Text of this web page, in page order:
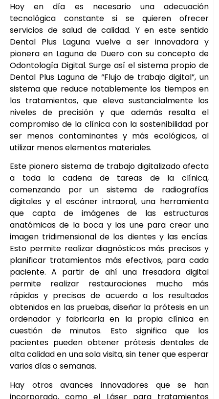
Hoy en día es necesario una adecuación
tecnológica constante si se quieren ofrecer
servicios de salud de calidad. Y en este sentido
Dental Plus Laguna vuelve a ser innovadora y
pionera en Laguna de Duero con su concepto de
Odontología Digital. Surge así el sistema propio de
Dental Plus Laguna de “Flujo de trabajo digital”, un
sistema que reduce notablemente los tiempos en
los tratamientos, que eleva sustancialmente los
niveles de precisión y que además resalta el
compromiso de la clínica con la sostenibilidad por
ser menos contaminantes y más ecológicos, al
utilizar menos elementos materiales.
Este pionero sistema de trabajo digitalizado afecta
a toda la cadena de tareas de la clínica,
comenzando por un sistema de radiografías
digitales y el escáner intraoral, una herramienta
que capta de imágenes de las estructuras
anatómicas de la boca y las une para crear una
imagen tridimensional de los dientes y las encías.
Esto permite realizar diagnósticos más precisos y
planificar tratamientos más efectivos, para cada
paciente. A partir de ahí una fresadora digital
permite realizar restauraciones mucho más
rápidas y precisas de acuerdo a los resultados
obtenidos en las pruebas, diseñar la prótesis en un
ordenador y fabricarla en la propia clínica en
cuestión de minutos. Esto significa que los
pacientes pueden obtener prótesis dentales de
alta calidad en una sola visita, sin tener que esperar
varios días o semanas.
Hay otros avances innovadores que se han
incorporado, como el Láser para tratamientos